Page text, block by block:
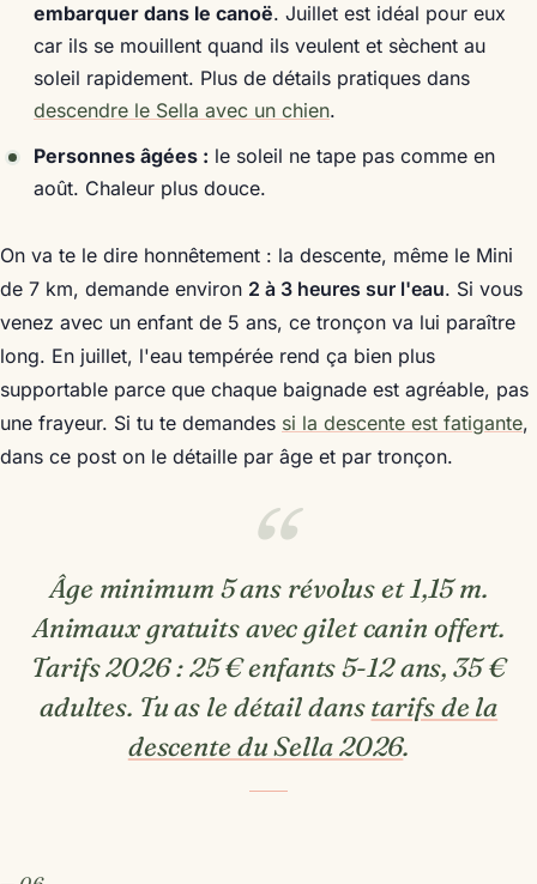
embarquer dans le canoë. Juillet est idéal pour eux
car ils se mouillent quand ils veulent et sèchent au
soleil rapidement. Plus de détails pratiques dans
descendre le Sella avec un chien.
Personnes âgées : le soleil ne tape pas comme en
août. Chaleur plus douce.
On va te le dire honnêtement : la descente, même le Mini
de 7 km, demande environ 2 à 3 heures sur l'eau. Si vous
venez avec un enfant de 5 ans, ce tronçon va lui paraître
long. En juillet, l'eau tempérée rend ça bien plus
supportable parce que chaque baignade est agréable, pas
une frayeur. Si tu te demandes si la descente est fatigante,
dans ce post on le détaille par âge et par tronçon.
Âge minimum 5 ans révolus et 1,15 m.
Animaux gratuits avec gilet canin offert.
Tarifs 2026 : 25 € enfants 5-12 ans, 35 €
adultes. Tu as le détail danstarifs de la
descente du Sella 2026.